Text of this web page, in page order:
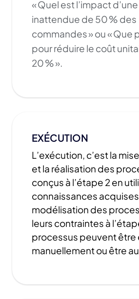
« Quel est l’impact
inattendue de 50 % des
commandes » ou « Que
pour réduire le coût
20 % ».
EXÉCUTION
L’exécution, c’est la
et la réalisation des
conçus à l’étape 2 en
connaissances
modélisation des
leurs contraintes à
processus peuvent être
manuellement ou être